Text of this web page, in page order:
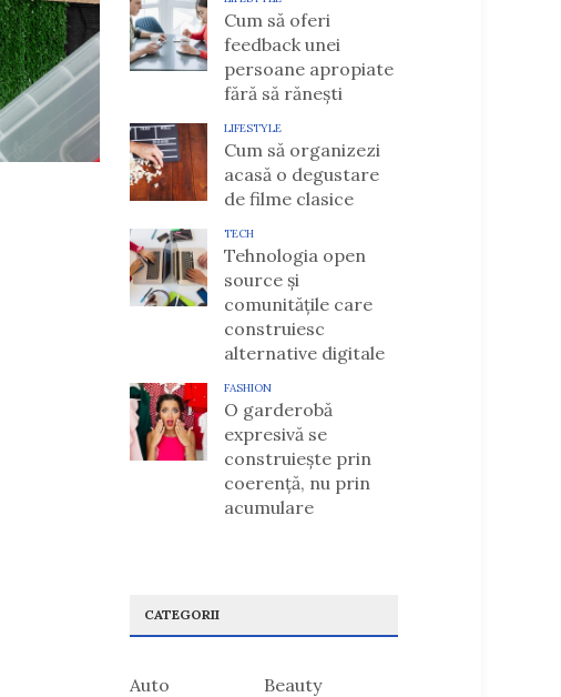
Cum să oferi
feedback unei
persoane apropiate
fără să rănești
LIFESTYLE
Cum să organizezi
acasă o degustare
de filme clasice
TECH
Tehnologia open
source și
comunitățile care
construiesc
alternative digitale
FASHION
O garderobă
expresivă se
construiește prin
coerență, nu prin
acumulare
CATEGORII
Auto
Beauty